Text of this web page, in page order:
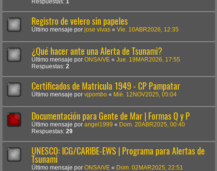
Respuestas: 1
Registro de velero sin papeles
Último mensaje por jose vivas « Vie. 10ABR2026, 12:35
¿Qué hacer ante una Alerta de Tsunami?
Último mensaje por ONSA/VE « Jue. 19MAR2026, 17:55
Respuestas: 2
Certificados de Matricula 1949 - CP Pampatar
Último mensaje por vjpombo « Mié. 12NOV2025, 05:04
Documentación para Gente de Mar | Formas Q y P
Último mensaje por angel1999 « Dom. 20ABR2025, 00:40
Respuestas: 29
UNESCO: ICG/CARIBE-EWS | Programa para Alertas de
Tsunami
Último mensaje por ONSA/VE « Dom. 02MAR2025, 22:51